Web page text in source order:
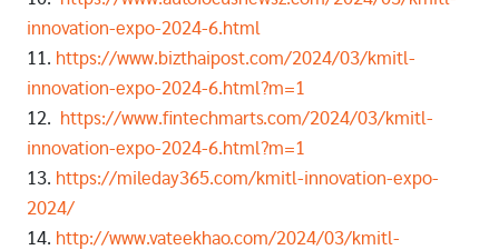
innovation-expo-2024-6.html
11. https://www.bizthaipost.com/2024/03/kmitl-
innovation-expo-2024-6.html?m=1
12.
https://www.fintechmarts.com/2024/03/kmitl-
innovation-expo-2024-6.html?m=1
13. https://mileday365.com/kmitl-innovation-expo-
2024/
14. http://www.vateekhao.com/2024/03/kmitl-